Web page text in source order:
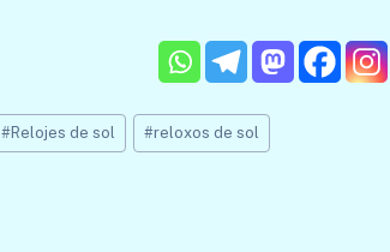
#Relojes de sol #reloxos de sol